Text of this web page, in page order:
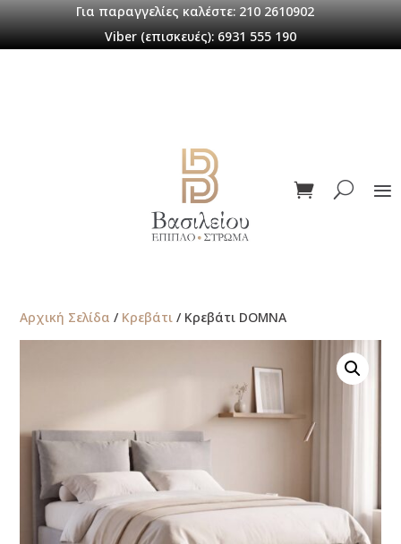
Για παραγγελίες καλέστε: 210 2610902
Viber (επισκευές): 6931 555 190
Αρχική Σελίδα / Κρεβάτι / Κρεβάτι DOMNA